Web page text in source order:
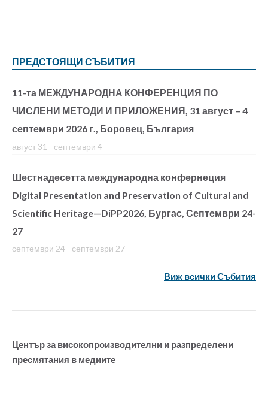
ПРЕДСТОЯЩИ СЪБИТИЯ
11-та МЕЖДУНАРОДНА КОНФЕРЕНЦИЯ ПО
ЧИСЛЕНИ МЕТОДИ И ПРИЛОЖЕНИЯ, 31 август – 4
септември 2026 г., Боровец, България
август 31 - септември 4
Шестнадесетта международна конфернеция
Digital Presentation and Preservation of Cultural and
Scientific Heritage—DiPP2026, Бургас, Септември 24-
27
септември 24 - септември 27
Виж всички Събития
Център за високопроизводителни и разпределени
пресмятания в медиите